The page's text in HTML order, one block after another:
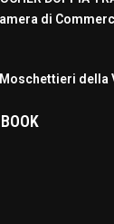
di
Moschettieri della